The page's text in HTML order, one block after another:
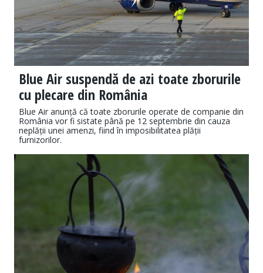
Blue Air suspendă de azi toate zborurile
cu plecare din România
​​Blue Air anunță că toate zborurile operate de companie din
România vor fi sistate până pe 12 septembrie din cauza
neplății unei amenzi, fiind în imposibilitatea plății
furnizorilor.